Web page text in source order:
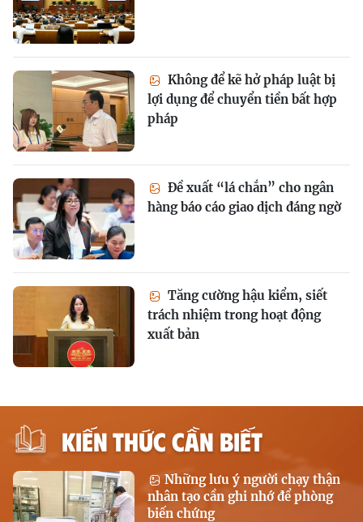
Không để kẽ hở pháp luật bị
lợi dụng để chuyển tiền bất hợp
pháp
Đề xuất “lá chắn” cho ngân
hàng báo cáo giao dịch đáng ngờ
Tăng cường hậu kiểm, siết
trách nhiệm trong hoạt động
xuất bản
KIẾN THỨC CẦN BIẾT
Những lưu ý người chạy thận
nhân tạo cần ghi nhớ để phòng
biến chứng